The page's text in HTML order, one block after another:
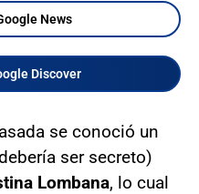
News
Discover
se conoció un
ser secreto)
Lombana, lo cual